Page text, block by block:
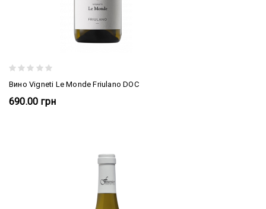
Вино Vigneti Le Monde Friulano DOC
690.00 грн